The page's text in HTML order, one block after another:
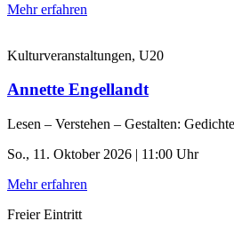
Mehr erfahren
Kulturveranstaltungen, U20
Annette Engellandt
Lesen – Verstehen – Gestalten:
So., 11. Oktober 2026 | 11:00 Uhr
Mehr erfahren
Freier Eintritt